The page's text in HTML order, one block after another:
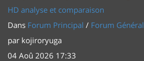
HD analyse et comparaison
Dans Forum Principal / Forum Général
par kojiroryuga
04 Aoû 2026 17:33